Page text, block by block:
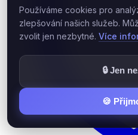
Používáme cookies pro
zlepšování našich služeb.
zvolit jen nezbytné. Více
🔒 Jen
🍪